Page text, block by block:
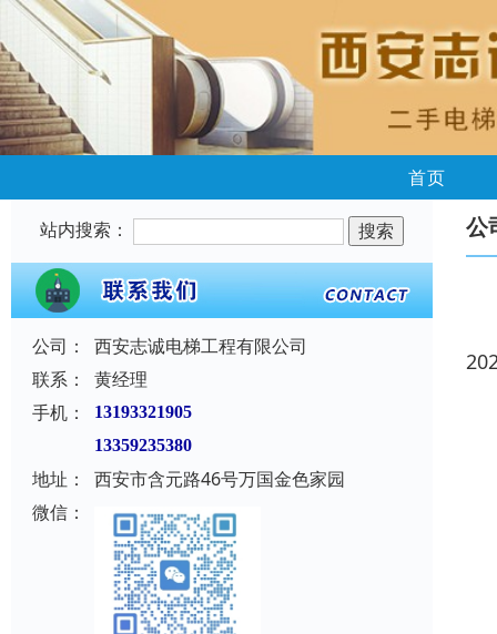
首页
站内搜索：
公司：
西安志诚电梯工程有限公司
联系：
黄经理
手机：
13193321905
13359235380
地址：
西安市含元路46号万国金色家园
微信：
公